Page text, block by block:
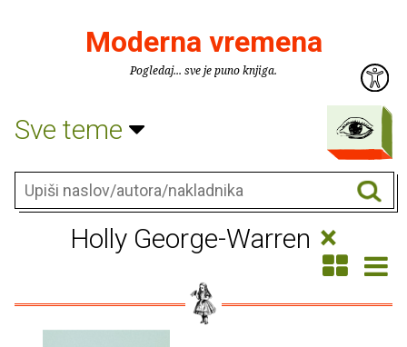
Moderna vremena
Pogledaj... sve je puno knjiga.
Sve teme
Holly George-Warren ×